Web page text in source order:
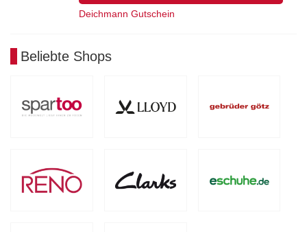
Deichmann Gutschein
Beliebte Shops